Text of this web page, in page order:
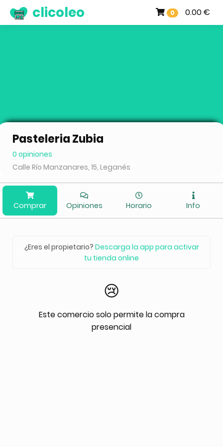
0 0.00 €
clicoleo
Pasteleria Zubia
0 opiniones
Calle Río Manzanares, 15, Leganés
Comprar Opiniones Horario Info
¿Eres el propietario? Descarga la app para activar
tu tienda online
😢
Este comercio solo permite la compra
presencial